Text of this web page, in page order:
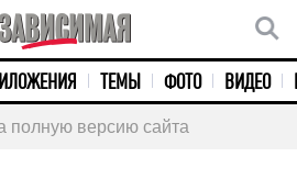
ТЕМЫ ФОТО ВИДЕО
полную версию сайта